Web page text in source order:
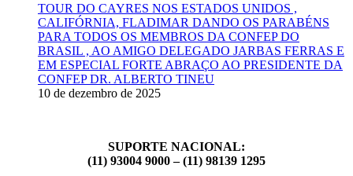
TOUR DO CAYRES NOS ESTADOS UNIDOS ,
CALIFÓRNIA, FLADIMAR DANDO OS PARABÉNS
PARA TODOS OS MEMBROS DA CONFEP DO
BRASIL , AO AMIGO DELEGADO JARBAS FERRAS E
EM ESPECIAL FORTE ABRAÇO AO PRESIDENTE DA
CONFEP DR. ALBERTO TINEU
10 de dezembro de 2025
SUPORTE NACIONAL:
(11) 93004 9000 – (11) 98139 1295